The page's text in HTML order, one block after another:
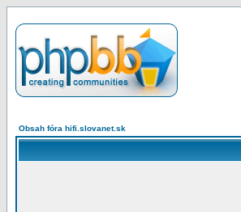
Obsah fóra hifi.slovanet.sk